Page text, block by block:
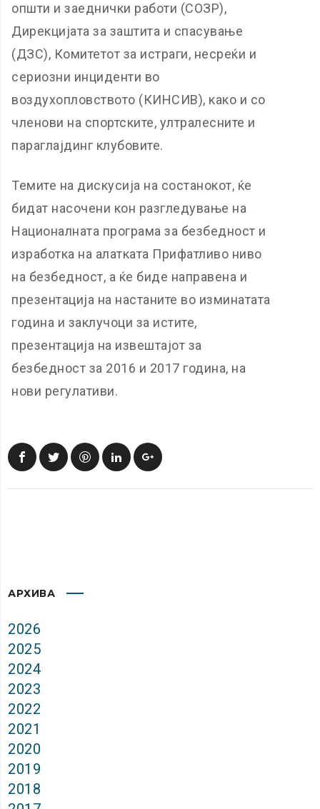
општи и заеднички работи (СОЗР),
Дирекцијата за заштита и спасување
(ДЗС), Комитетот за истраги, несреќи и
сериозни инциденти во
воздухопловството (КИНСИВ), како и со
членови на спортските, ултралесните и
параглајдинг клубовите.
Темите на дискусија на состанокот, ќе
бидат насочени кон разгледување на
Националната програма за безбедност и
изработка на алатката Прифатливо ниво
на безбедност, а ќе биде направена и
презентација на настаните во изминатата
година и заклучоци за истите,
презентација на извештајот за
безбедност за 2016 и 2017 година, на
нови регулативи.
АРХИВА
2026
2025
2024
2023
2022
2021
2020
2019
2018